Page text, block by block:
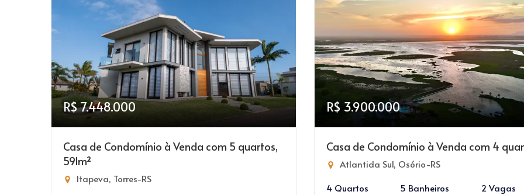
R$ 7.448.000
Casa de Condomínio à Venda com 5 quartos,
591m²
Itapeva, Torres-RS
R$ 3.900.000
Casa de Condomínio à Venda com 4
Atlantida Sul, Osório-RS
4 Quartos
5 Banheiros 2 Vagas